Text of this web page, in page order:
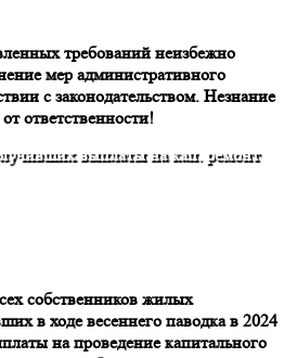
требований неизбежно
мер административного
с законодательством. Незнание
ответственности!
выплаты на кап. ремонт
собственников жилых
в ходе весеннего паводка в 2024
на проведение капитального